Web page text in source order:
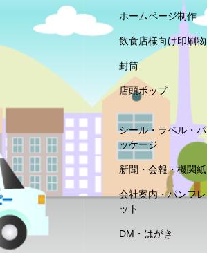
ホームページ制作
飲食店様向け印刷物
封筒
店頭ポップ
シール・ラベル・パ
ッケージ
新聞・会報・機関紙
会社案内・パンフレ
ット
DM・はがき